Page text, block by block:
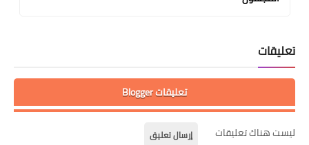
تعليقات
تعليقات Blogger
ليست هناك تعليقات إرسال تعليق